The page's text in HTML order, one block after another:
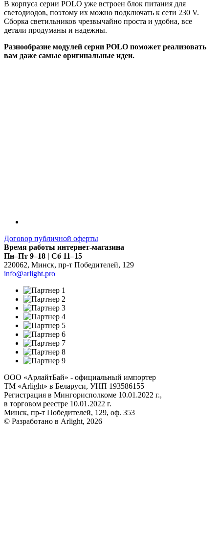
В корпуса серии POLO уже встроен блок питания для
светодиодов, поэтому их можно подключать к сети 230 V.
Сборка светильников чрезвычайно проста и удобна, все
детали продуманы и надежны.
Разнообразие модулей серии POLO поможет реализовать
вам даже самые оригинальные идеи.
Договор публичной оферты
Время работы интернет-магазина
Пн–Пт 9–18 | Сб 11–15
220062, Минск, пр-т Победителей, 129
info@arlight.pro
ООО «АрлайтБай» - официальный импортер
ТМ «Arlight» в Беларуси, УНП 193586155
Регистрация в Мингорисполкоме 10.01.2022 г.,
в торговом реестре 10.01.2022 г.
Минск, пр-т Победителей, 129, оф. 353
© Разработано в Arlight, 2026